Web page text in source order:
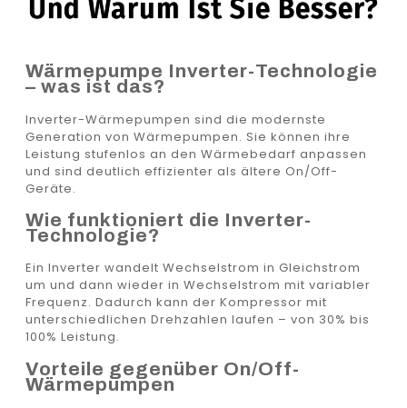
Und Warum Ist Sie Besser?
Wärmepumpe Inverter-Technologie
– was ist das?
Inverter-Wärmepumpen sind die modernste
Generation von Wärmepumpen. Sie können ihre
Leistung stufenlos an den Wärmebedarf anpassen
und sind deutlich effizienter als ältere On/Off-
Geräte.
Wie funktioniert die Inverter-
Technologie?
Ein Inverter wandelt Wechselstrom in Gleichstrom
um und dann wieder in Wechselstrom mit variabler
Frequenz. Dadurch kann der Kompressor mit
unterschiedlichen Drehzahlen laufen – von 30% bis
100% Leistung.
Vorteile gegenüber On/Off-
Wärmepumpen